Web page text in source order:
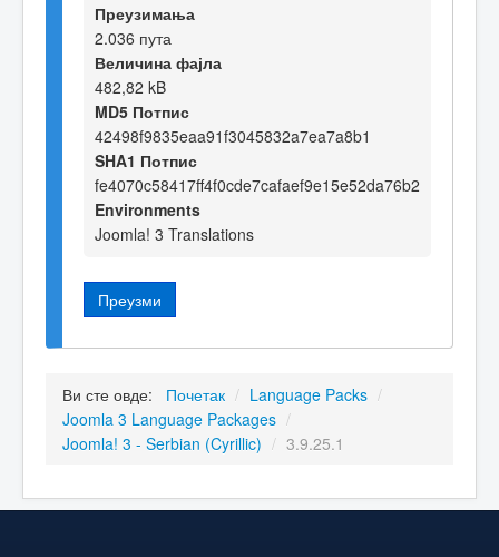
Преузимања
2.036 пута
Величина фајла
482,82 kB
MD5 Потпис
42498f9835eaa91f3045832a7ea7a8b1
SHA1 Потпис
fe4070c58417ff4f0cde7cafaef9e15e52da76b2
Environments
Joomla! 3 Translations
Преузми
Ви сте овде: Почетак / Language Packs /
Joomla 3 Language Packages /
Joomla! 3 - Serbian (Cyrillic) / 3.9.25.1